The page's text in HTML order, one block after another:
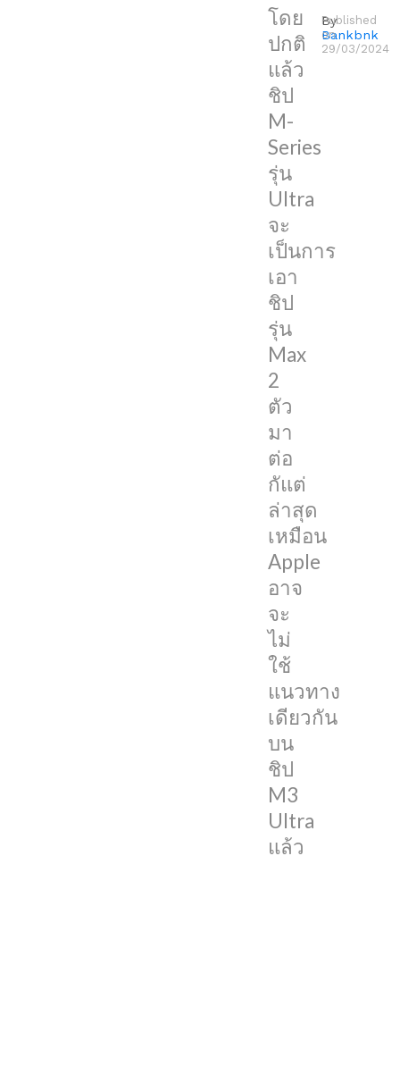
โดย
ปกติ
แล้ว
ชิป
M-
Series
รุ่น
Ultra
จะ
เป็นการ
เอา
ชิป
รุ่น
Max
2
ตัว
มา
ต่อ
กัแต่
ล่าสุด
เหมือน
Apple
อาจ
จะ
ไม่
ใช้
แนวทาง
เดียวกัน
บน
ชิป
M3
Ultra
แล้ว
By
Bankbnk
Published
on
29/03/2024
เพราะ
มัน
เป็นการ
เอา
ชิป
รุ่น
Max
2
ตัว
มา
ต่อ
กัน
ด้วย
เทคโนโลยี
UltraFusion
แต่
ล่าสุด
เหมือน
Apple
อาจ
จะ
ไม่
ใช้
แนวทาง
เดียวกัน
บน
ชิป
M3
Ultra
แล้ว
ข้อมูล
ดัง
กล่าว